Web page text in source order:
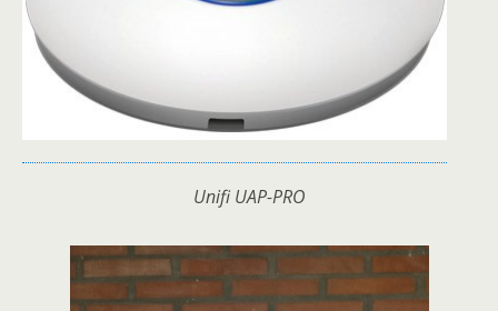
Unifi UAP-PRO